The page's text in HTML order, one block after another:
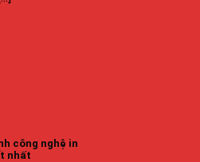
công nghệ in
nhất